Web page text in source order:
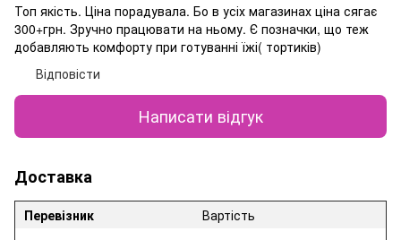
Топ якість. Ціна порадувала. Бо в усіх магазинах ціна сягає
300+грн. Зручно працювати на ньому. Є позначки, що теж
добавляють комфорту при готуванні їжі( тортиків)
Відповісти
Написати відгук
Доставка
Перевізник Вартість